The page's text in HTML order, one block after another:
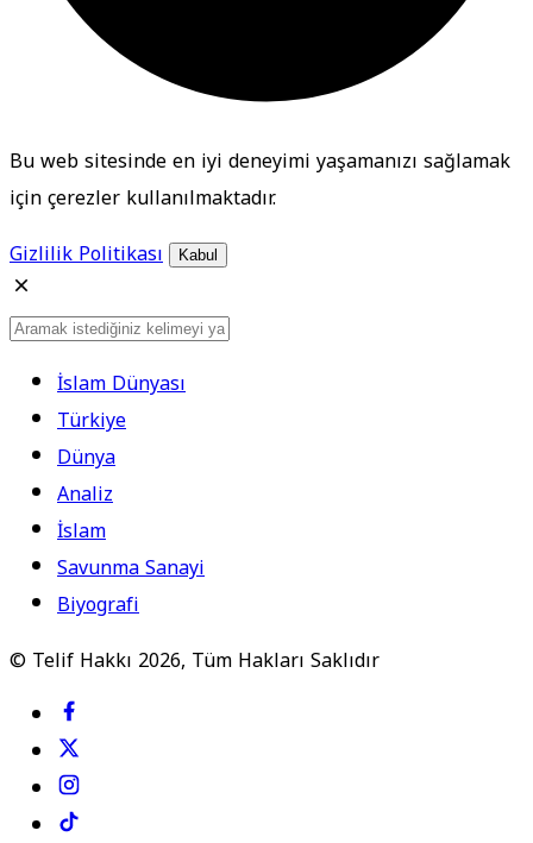
Bu web sitesinde en iyi deneyimi yaşamanızı sağlamak
için çerezler kullanılmaktadır.
Gizlilik Politikası
Kabul
İslam Dünyası
Türkiye
Dünya
Analiz
İslam
Savunma Sanayi
Biyografi
© Telif Hakkı 2026, Tüm Hakları Saklıdır